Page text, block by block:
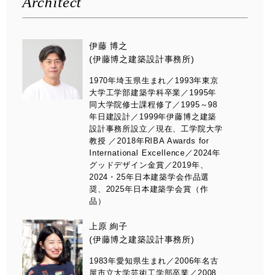
伊藤 博之
(伊藤博之建築設計事務所)
1970年埼玉県生まれ／1993年東京
大学工学部建築学科卒業／1995年
同大学院修士課程修了／1995～98
年日建設計／1999年伊藤博之建築
設計事務所設立／現在、工学院大学
教授 ／2018年RIBA Awards for
International Excellence／2024年
グッドデザイン金賞／2019年、
2024・25年日本建築学会作品選
奨、2025年日本建築学会賞（作
品）
上原 絢子
(伊藤博之建築設計事務所)
1983年愛知県生まれ／2006年名古
屋市立大学芸術工学部卒業／2008